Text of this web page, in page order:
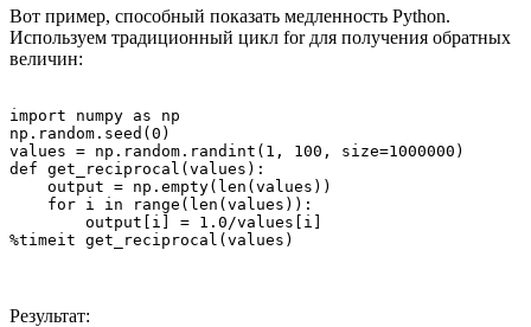
Вот пример, способный показать медленность Python.
Используем традиционный цикл for для получения обратных
величин:
import numpy as np
np.random.seed(0)
values = np.random.randint(1, 100, size=1000000)
def get_reciprocal(values):
    output = np.empty(len(values))
    for i in range(len(values)):
        output[i] = 1.0/values[i]
%timeit get_reciprocal(values)
Результат: